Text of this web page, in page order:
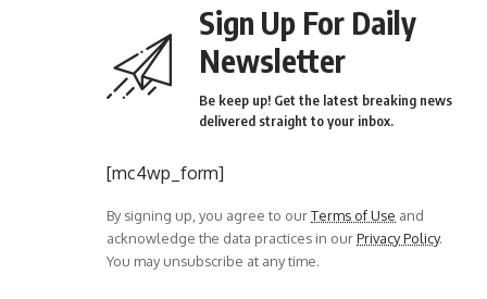
Sign Up For Daily
Newsletter
Be keep up! Get the latest breaking news
delivered straight to your inbox.
[mc4wp_form]
By signing up, you agree to ourTerms of Use and
acknowledge the data practices in ourPrivacy Policy.
You may unsubscribe at any time.